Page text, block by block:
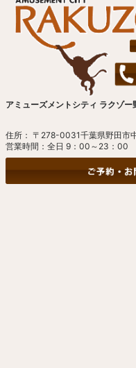
アミューズメントシティ ラクゾー
住所： 〒278-0031千葉県野田
営業時間：全日 9：00～23：00